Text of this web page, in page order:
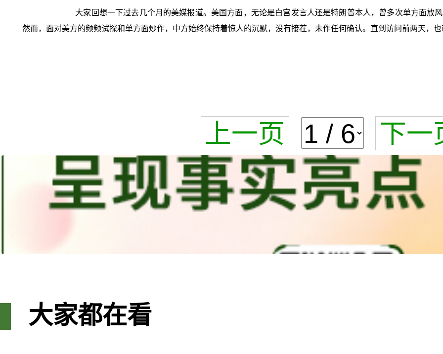
大家回想一下过去几个月的美媒报道。美国方面，无论是白宫发言人还是特朗普本人，曾多次单方面放
然而，面对美方的频频试探和单方面炒作，中方始终保持着惊人的沉默，没有接茬，未作任何确认。直到访问前两天，
上一页 下一
大家都在看